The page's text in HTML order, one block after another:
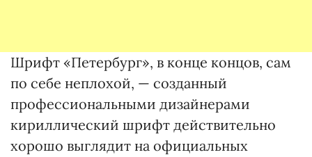
Шрифт «Петербург», в конце концов, сам
по себе неплохой, — созданный
профессиональными дизайнерами
кириллический шрифт действительно
хорошо выглядит на официальных